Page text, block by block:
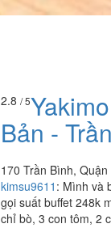
2.8 / 5
Bản -
170 Trần Bình,
kimsu9611 : Mình và
gọi suất buffet 248k
chỉ bò, 3 con tôm, 2